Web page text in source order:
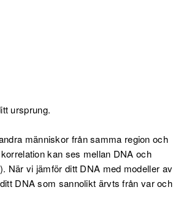
ursprung.
människor från samma region och
kan ses mellan DNA och
När vi jämför ditt DNA med modeller av
DNA som sannolikt ärvts från var och